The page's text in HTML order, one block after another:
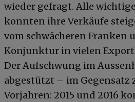
wieder gefragt. Alle
konnten ihre Verkäufe
vom schwächeren Franken
Konjunktur in vielen
Der Aufschwung im
abgestützt – im Gegensatz
Vorjahren: 2015 und 2016